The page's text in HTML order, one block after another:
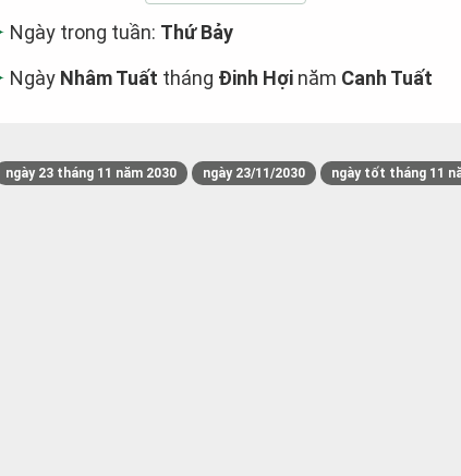
Ngày trong tuần: Thứ Bảy
Ngày Nhâm Tuất tháng Đinh Hợi năm Canh Tuất
ngày 23 tháng 11 năm 2030 ngày 23/11/2030 ngày tốt tháng 11